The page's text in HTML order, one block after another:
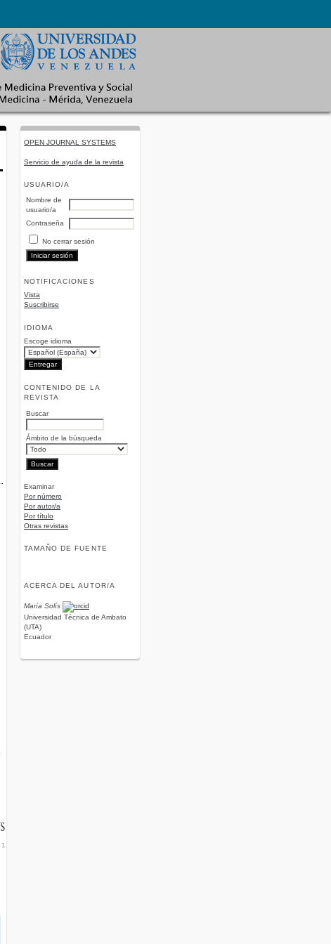
OPEN JOURNAL SYSTEMS
Servicio de ayuda de la revista
USUARIO/A
Nombre de
usuario/a
Contraseña
No cerrar sesión
NOTIFICACIONES
Vista
Suscribirse
IDIOMA
Escoge idioma
CONTENIDO DE LA
REVISTA
Buscar
Ámbito de la búsqueda
Examinar
Por número
Por autor/a
Por título
Otras revistas
TAMAÑO DE FUENTE
ACERCA DEL AUTOR/A
María Solís
Universidad Técnica de Ambato
(UTA)
Ecuador